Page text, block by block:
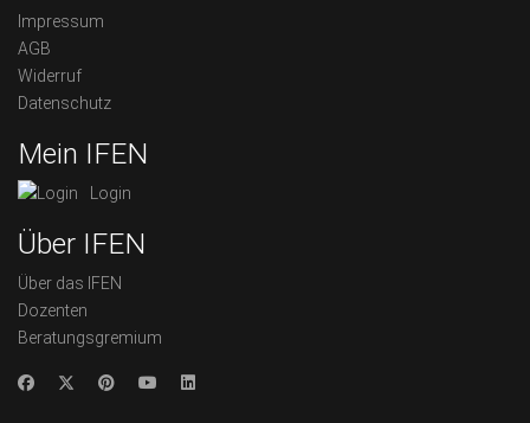
Impressum
AGB
Widerruf
Datenschutz
Mein IFEN
Login
Über IFEN
Über das IFEN
Dozenten
Beratungsgremium